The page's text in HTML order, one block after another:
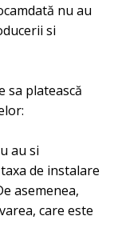
nu au
si
sa platească
au si
de instalare
asemenea,
care este